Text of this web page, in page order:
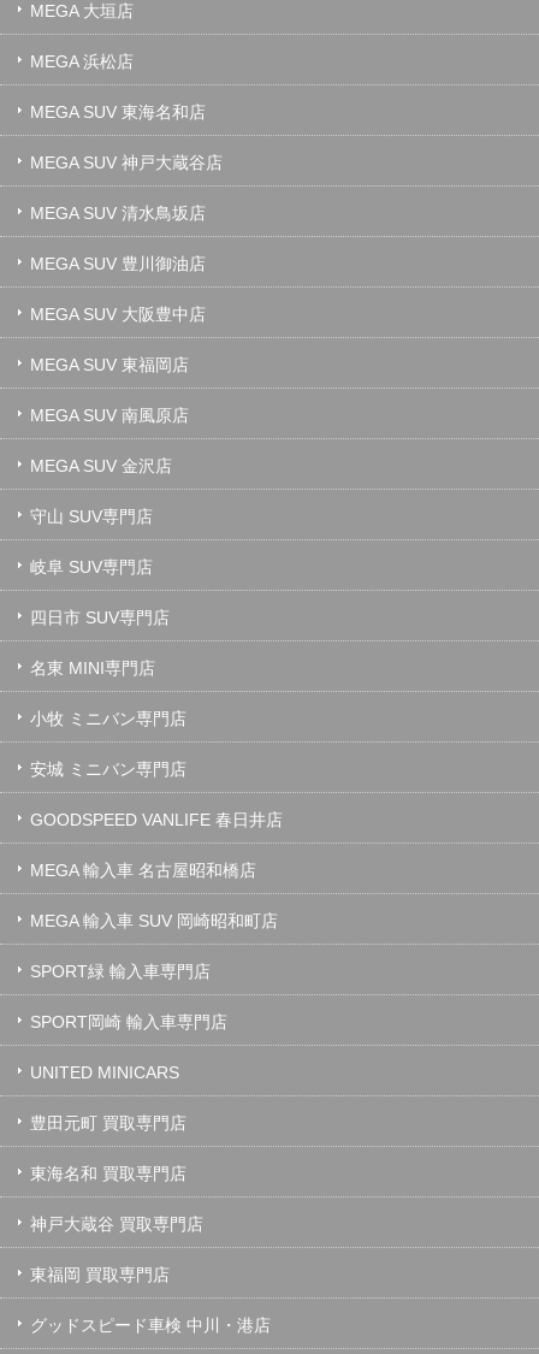
MEGA 大垣店
MEGA 浜松店
MEGA SUV 東海名和店
MEGA SUV 神戸大蔵谷店
MEGA SUV 清水鳥坂店
MEGA SUV 豊川御油店
MEGA SUV 大阪豊中店
MEGA SUV 東福岡店
MEGA SUV 南風原店
MEGA SUV 金沢店
守山 SUV専門店
岐阜 SUV専門店
四日市 SUV専門店
名東 MINI専門店
小牧 ミニバン専門店
安城 ミニバン専門店
GOODSPEED VANLIFE 春日井店
MEGA 輸入車 名古屋昭和橋店
MEGA 輸入車 SUV 岡崎昭和町店
SPORT緑 輸入車専門店
SPORT岡崎 輸入車専門店
UNITED MINICARS
豊田元町 買取専門店
東海名和 買取専門店
神戸大蔵谷 買取専門店
東福岡 買取専門店
グッドスピード車検 中川・港店